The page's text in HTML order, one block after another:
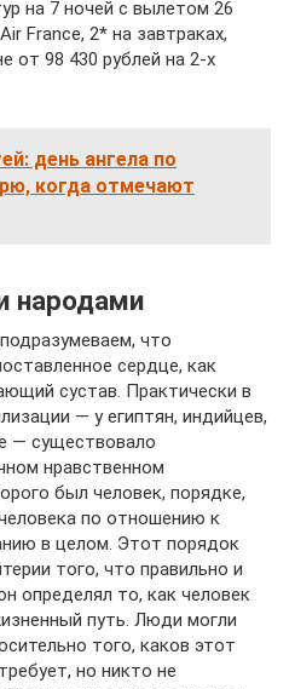
на 7 ночей с вылетом 26
France, 2* на завтраках,
от 98 430 рублей на 2-х
день ангела по
когда отмечают
народами
что
сердце, как
сустав. Практически в
— у египтян, индийцев,
— существовало
нравственном
был человек, порядке,
по отношению к
в целом. Этот порядок
того, что правильно и
определял то, как человек
путь. Люди могли
того, каков этот
но никто не